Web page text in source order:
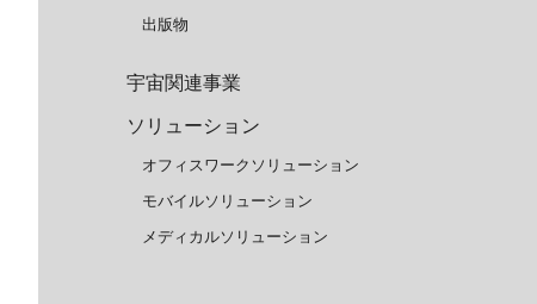
出版物
宇宙関連事業
ソリューション
オフィスワークソリューション
モバイルソリューション
メディカルソリューション